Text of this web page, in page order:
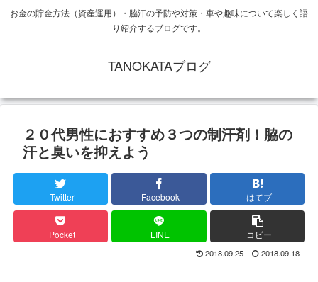
お金の貯金方法（資産運用）・脇汗の予防や対策・車や趣味について楽しく語
り紹介するブログです。
TANOKATAブログ
２０代男性におすすめ３つの制汗剤！脇の
汗と臭いを抑えよう
Twitter Facebook はてブ
Pocket LINE コピー
2018.09.25 2018.09.18